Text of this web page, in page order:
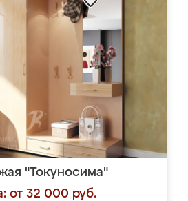
"Токуносима"
от 32 000 руб.